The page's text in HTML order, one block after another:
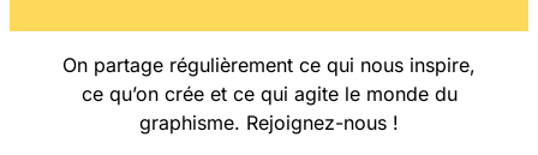
On partage régulièrement ce qui nous inspire,
ce qu’on crée et ce qui agite le monde du
graphisme. Rejoignez-nous !